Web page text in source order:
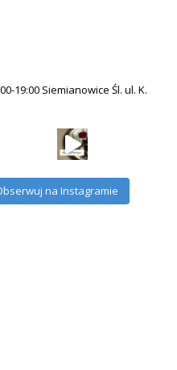
19:00 Siemianowice Śl. ul. K.
na Instagramie